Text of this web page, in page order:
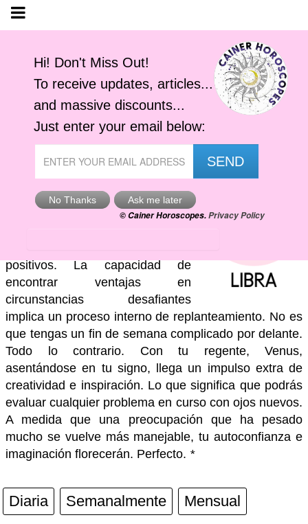
Horóscopo Libra
Viernes, 7 Agosto 2026
Cainer Horoscopes
Los optimistas tienen una manera
positivos. La capacidad de
encontrar ventajas en
circunstancias desafiantes
implica un proceso interno de replanteamiento. No es
que tengas un fin de semana complicado por delante.
Todo lo contrario. Con tu regente, Venus,
asentándose en tu signo, llega un impulso extra de
creatividad e inspiración. Lo que significa que podrás
evaluar cualquier problema en curso con ojos nuevos.
A medida que una preocupación que ha pesado
mucho se vuelve más manejable, tu autoconfianza e
imaginación florecerán. Perfecto. *
Diaria Semanalmente Mensual